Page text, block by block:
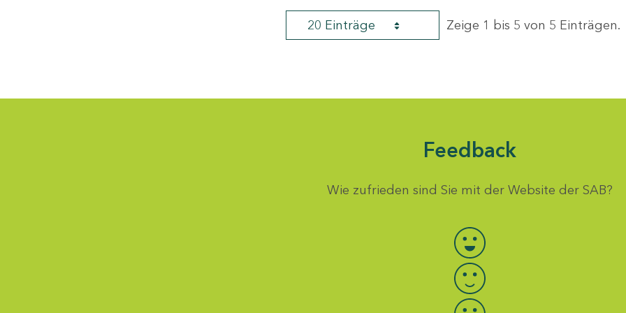
20 Einträge Zeige 1 bis 5 von 5 Einträgen.
Feedback
Wie zufrieden sind Sie mit der Website der SAB?
Bewertung auswählen